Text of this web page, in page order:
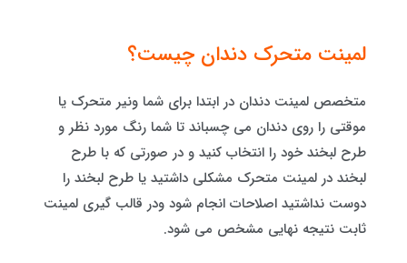
لمینت متحرک دندان چیست؟
متخصص لمینت دندان در ابتدا برای شما ونیر متحرک یا
موقتی را روی دندان می چسباند تا شما رنگ مورد نظر و
طرح لبخند خود را انتخاب کنید و در صورتی که با طرح
لبخند در لمینت متحرک مشکلی داشتید یا طرح لبخند را
دوست نداشتید اصلاحات انجام شود ودر قالب گیری لمینت
ثابت نتیجه نهایی مشخص می شود.